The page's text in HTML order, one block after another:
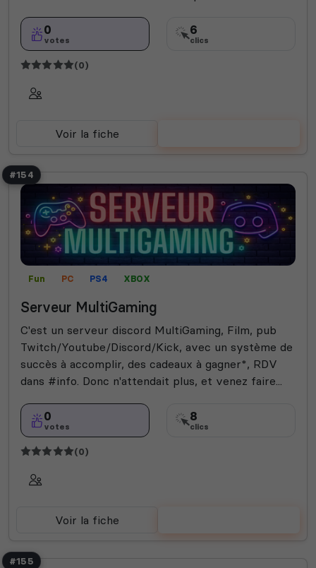
0
votes
6
clics
(0)
Voir la fiche
#154
Fun PC PS4 XBOX
Serveur MultiGaming
C'est un serveur discord MultiGaming, Film, pub
Twitch/Youtube/Discord/Kick, avec un système de
succès à accomplir, des cadeaux à gagner*, RDV
dans #info. Donc n'attendait plus, et venez faire...
0
votes
8
clics
(0)
Voir la fiche
#155